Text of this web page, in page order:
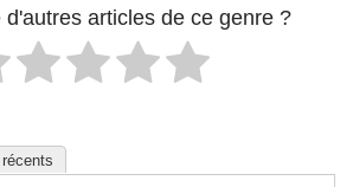
d'autres articles de ce genre ?